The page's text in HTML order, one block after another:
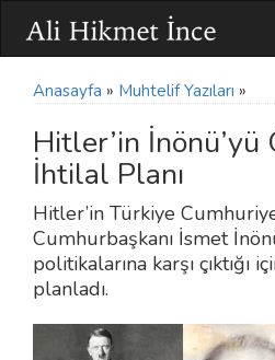
Anasayfa » Muhtelif Yazıları »
Hitler’in
İhtilal Planı
Hitler’in Türkiye
Cumhurbaşkanı İsmet
politikalarına karşı çıktığı
planladı.